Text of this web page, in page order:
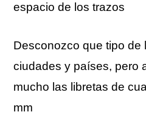
espacio de los trazos
Desconozco que tipo de
ciudades y países, pero
mucho las libretas de
mm